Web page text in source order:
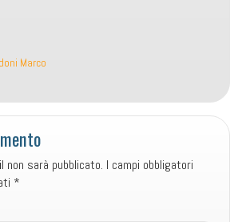
Marco
non sarà pubblicato. I campi obbligatori
*